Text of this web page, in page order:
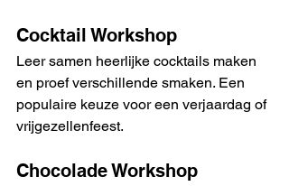
Cocktail Workshop
Leer samen heerlijke cocktails maken
en proef verschillende smaken. Een
populaire keuze voor een verjaardag of
vrijgezellenfeest.
Chocolade Workshop